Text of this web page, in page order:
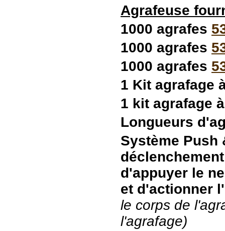
Agrafeuse
1000 agrafes
1000 agrafes
1000 agrafes
1 Kit agrafage
1 kit agrafage
Longueurs
Système Push
d'appuyer le
et d'actionner
le corps de
l'agrafage)